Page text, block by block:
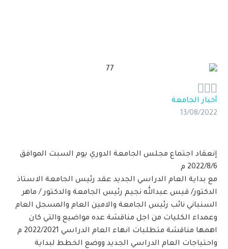

أخبار الجامعة
13/08/2022
إنعقاد اجتماع مجلس الجامعة الدوري يوم السبت الموافق
2022/8/6 م
مع بداية العام الدراسي الجديد عقد رئيس الجامعة الاستاذ
الدكتور/ قيس عبدالله نجيم رئيس الجامعة والدكتور / ماهر
السنباني نائب رئيس الجامعة والامين العام والمسجل العام
وعمداء الكليات من اجل مناقشة عده مواضيع والتي كان
اهمها مناقشة متطلبات انهاء العام الدراسي 2022/2021 م
واحتياجات العام الدراسي الجديد ووضع الخطط لبداية